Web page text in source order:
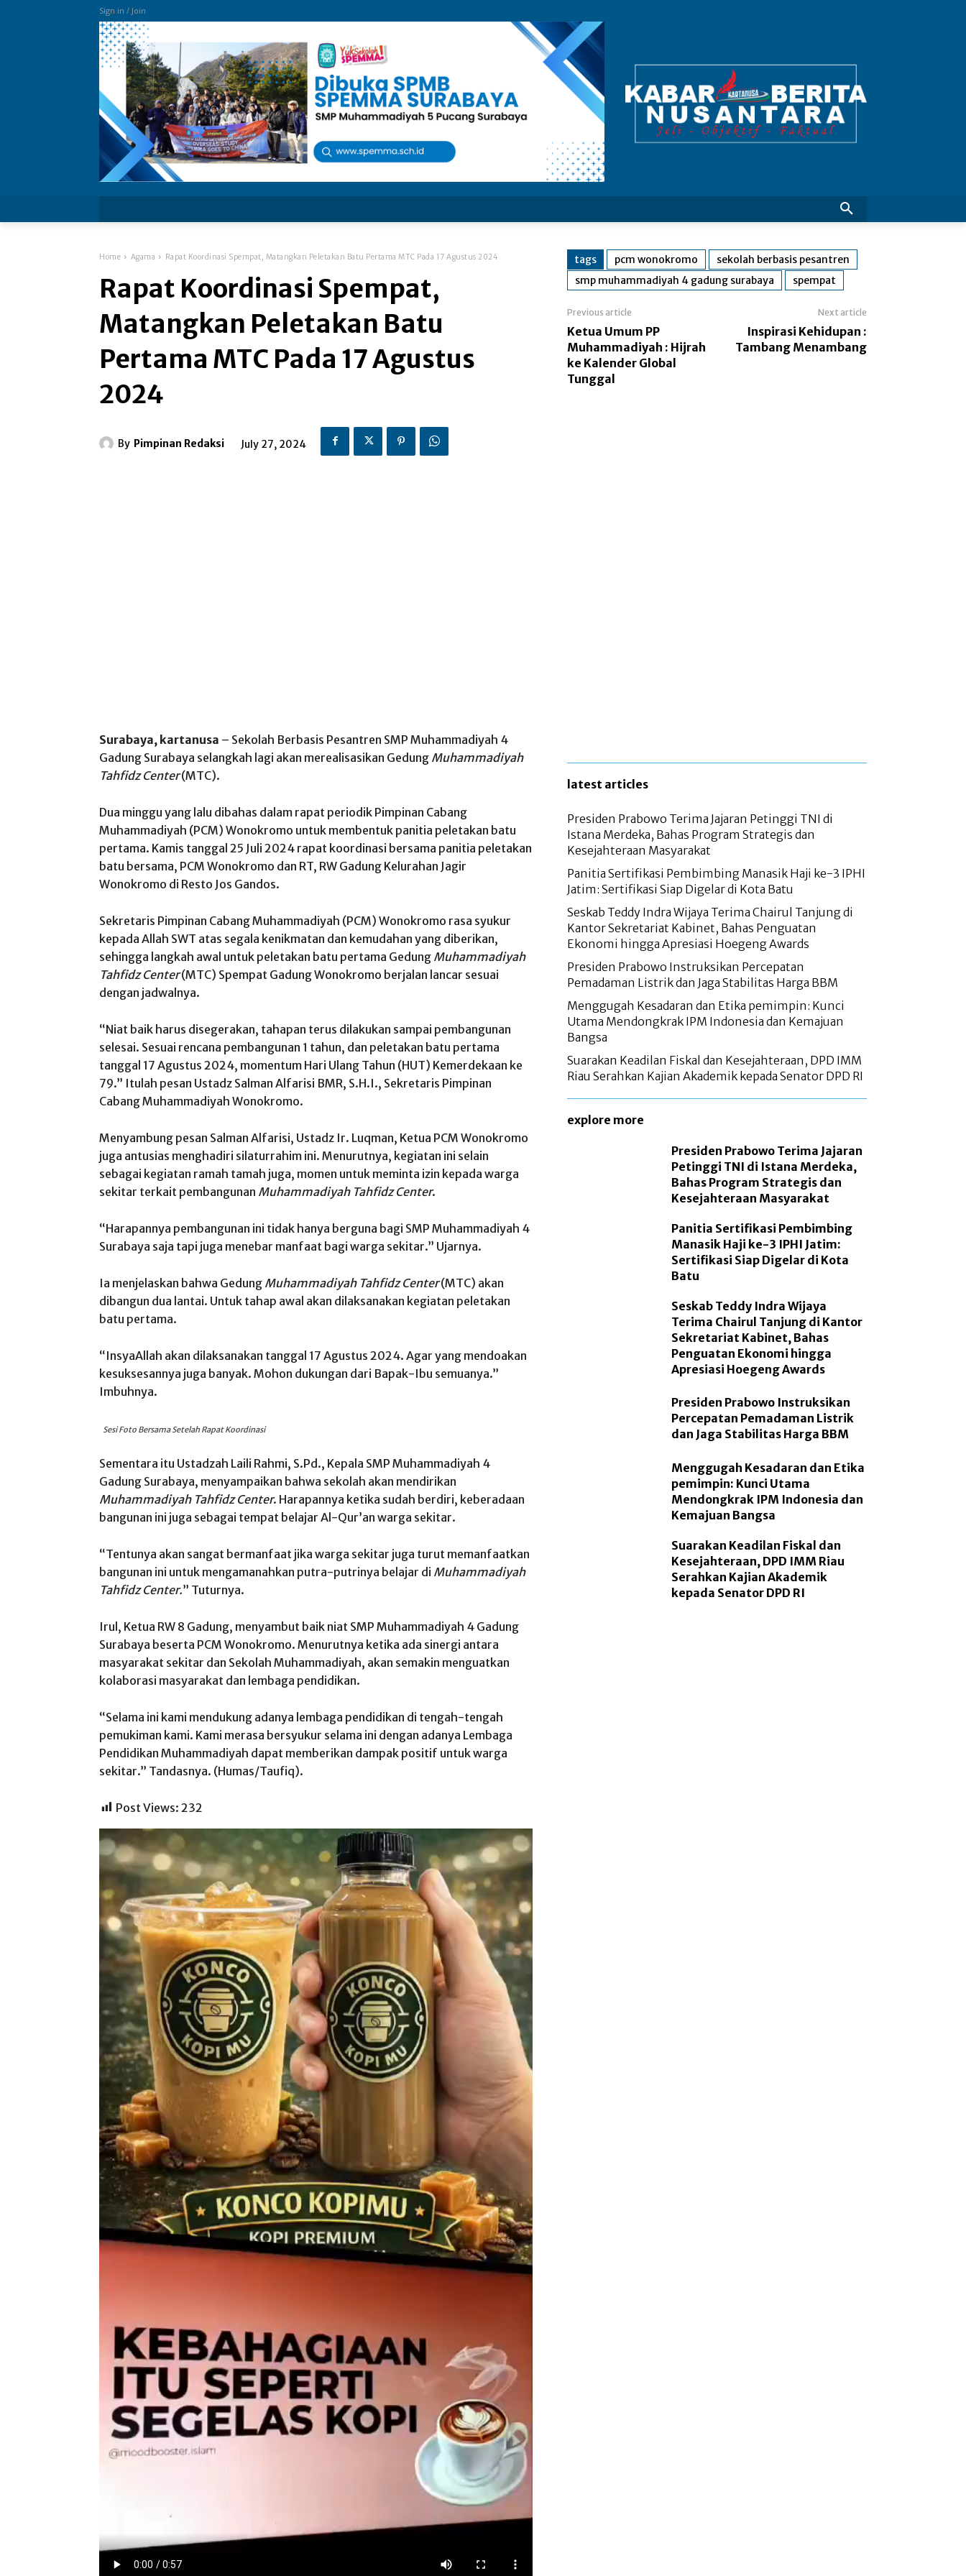
Sign in / Join
Home Agama Rapat Koordinasi Spempat, Matangkan Peletakan Batu Pertama MTC Pada 17 Agustus 2024
Rapat Koordinasi Spempat,
Matangkan Peletakan Batu
Pertama MTC Pada 17 Agustus
2024
By Pimpinan Redaksi July 27, 2024
Surabaya, kartanusa – Sekolah Berbasis Pesantren SMP Muhammadiyah 4
Gadung Surabaya selangkah lagi akan merealisasikan Gedung Muhammadiyah
Tahfidz Center(MTC).
Dua minggu yang lalu dibahas dalam rapat periodik Pimpinan Cabang
Muhammadiyah (PCM) Wonokromo untuk membentuk panitia peletakan batu
pertama. Kamis tanggal 25 Juli 2024 rapat koordinasi bersama panitia peletakan
batu bersama, PCM Wonokromo dan RT, RW Gadung Kelurahan Jagir
Wonokromo di Resto Jos Gandos.
Sekretaris Pimpinan Cabang Muhammadiyah (PCM) Wonokromo rasa syukur
kepada Allah SWT atas segala kenikmatan dan kemudahan yang diberikan,
sehingga langkah awal untuk peletakan batu pertama Gedung Muhammadiyah
Tahfidz Center(MTC) Spempat Gadung Wonokromo berjalan lancar sesuai
dengan jadwalnya.
“Niat baik harus disegerakan, tahapan terus dilakukan sampai pembangunan
selesai. Sesuai rencana pembangunan 1 tahun, dan peletakan batu pertama
tanggal 17 Agustus 2024, momentum Hari Ulang Tahun (HUT) Kemerdekaan ke
79.” Itulah pesan Ustadz Salman Alfarisi BMR, S.H.I., Sekretaris Pimpinan
Cabang Muhammadiyah Wonokromo.
Menyambung pesan Salman Alfarisi, Ustadz Ir. Luqman, Ketua PCM Wonokromo
juga antusias menghadiri silaturrahim ini. Menurutnya, kegiatan ini selain
sebagai kegiatan ramah tamah juga, momen untuk meminta izin kepada warga
sekitar terkait pembangunan Muhammadiyah Tahfidz Center.
“Harapannya pembangunan ini tidak hanya berguna bagi SMP Muhammadiyah 4
Surabaya saja tapi juga menebar manfaat bagi warga sekitar.” Ujarnya.
Ia menjelaskan bahwa Gedung Muhammadiyah Tahfidz Center(MTC) akan
dibangun dua lantai. Untuk tahap awal akan dilaksanakan kegiatan peletakan
batu pertama.
“InsyaAllah akan dilaksanakan tanggal 17 Agustus 2024. Agar yang mendoakan
kesuksesannya juga banyak. Mohon dukungan dari Bapak-Ibu semuanya.”
Imbuhnya.
Sesi Foto Bersama Setelah Rapat Koordinasi
Sementara itu Ustadzah Laili Rahmi, S.Pd., Kepala SMP Muhammadiyah 4
Gadung Surabaya, menyampaikan bahwa sekolah akan mendirikan
Muhammadiyah Tahfidz Center. Harapannya ketika sudah berdiri, keberadaan
bangunan ini juga sebagai tempat belajar Al-Qur’an warga sekitar.
“Tentunya akan sangat bermanfaat jika warga sekitar juga turut memanfaatkan
bangunan ini untuk mengamanahkan putra-putrinya belajar di Muhammadiyah
Tahfidz Center.” Tuturnya.
Irul, Ketua RW 8 Gadung, menyambut baik niat SMP Muhammadiyah 4 Gadung
Surabaya beserta PCM Wonokromo. Menurutnya ketika ada sinergi antara
masyarakat sekitar dan Sekolah Muhammadiyah, akan semakin menguatkan
kolaborasi masyarakat dan lembaga pendidikan.
“Selama ini kami mendukung adanya lembaga pendidikan di tengah-tengah
pemukiman kami. Kami merasa bersyukur selama ini dengan adanya Lembaga
Pendidikan Muhammadiyah dapat memberikan dampak positif untuk warga
sekitar.” Tandasnya. (Humas/Taufiq).
Post Views: 232
tags pcm wonokromo
sekolah berbasis pesantren
smp muhammadiyah 4 gadung surabaya
spempat
Previous article
Ketua Umum PP
Muhammadiyah : Hijrah
ke Kalender Global
Tunggal
Next article
Inspirasi Kehidupan :
Tambang Menambang
latest articles
Presiden Prabowo Terima Jajaran Petinggi TNI di
Istana Merdeka, Bahas Program Strategis dan
Kesejahteraan Masyarakat
Panitia Sertifikasi Pembimbing Manasik Haji ke-3 IPHI
Jatim: Sertifikasi Siap Digelar di Kota Batu
Seskab Teddy Indra Wijaya Terima Chairul Tanjung di
Kantor Sekretariat Kabinet, Bahas Penguatan
Ekonomi hingga Apresiasi Hoegeng Awards
Presiden Prabowo Instruksikan Percepatan
Pemadaman Listrik dan Jaga Stabilitas Harga BBM
Menggugah Kesadaran dan Etika pemimpin: Kunci
Utama Mendongkrak IPM Indonesia dan Kemajuan
Bangsa
Suarakan Keadilan Fiskal dan Kesejahteraan, DPD IMM
Riau Serahkan Kajian Akademik kepada Senator DPD RI
explore more
Presiden Prabowo Terima Jajaran
Petinggi TNI di Istana Merdeka,
Bahas Program Strategis dan
Kesejahteraan Masyarakat
Panitia Sertifikasi Pembimbing
Manasik Haji ke-3 IPHI Jatim:
Sertifikasi Siap Digelar di Kota
Batu
Seskab Teddy Indra Wijaya
Terima Chairul Tanjung di Kantor
Sekretariat Kabinet, Bahas
Penguatan Ekonomi hingga
Apresiasi Hoegeng Awards
Presiden Prabowo Instruksikan
Percepatan Pemadaman Listrik
dan Jaga Stabilitas Harga BBM
Menggugah Kesadaran dan Etika
pemimpin: Kunci Utama
Mendongkrak IPM Indonesia dan
Kemajuan Bangsa
Suarakan Keadilan Fiskal dan
Kesejahteraan, DPD IMM Riau
Serahkan Kajian Akademik
kepada Senator DPD RI